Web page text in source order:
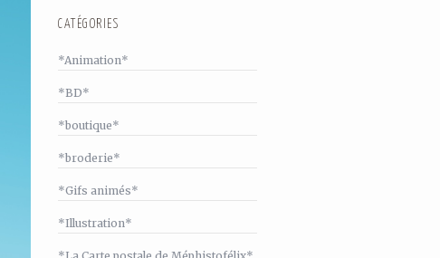
CATÉGORIES
*Animation*
*BD*
*boutique*
*broderie*
*Gifs animés*
*Illustration*